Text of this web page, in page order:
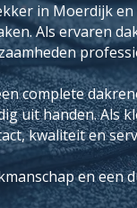
in Moerdijk
Als ervaren
complete
uit handen.
kwaliteit en
en een